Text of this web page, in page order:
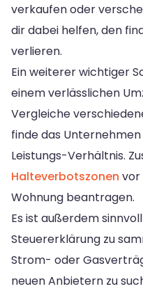
verkaufen oder
dir dabei helfen, den
verlieren.
Ein weiterer wichtiger
einem verlässlichen
Vergleiche
finde das
Leistungs-Verhältnis.
Halteverbotszonen vor
Wohnung beantragen.
Es ist außerdem
Steuererklärung zu
Strom- oder
neuen Anbietern zu